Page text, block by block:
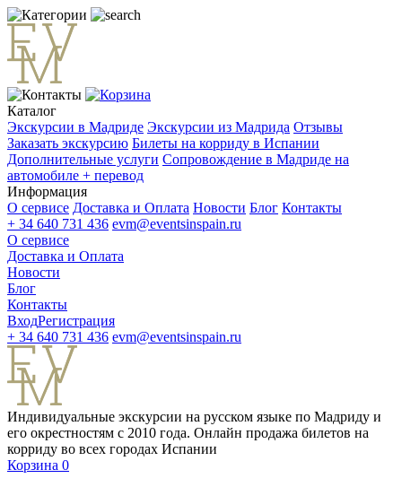
Каталог
Экскурсии в Мадриде Экскурсии из Мадрида Отзывы
Заказать экскурсию Билеты на корриду в Испании
Дополнительные услуги Сопровождение в Мадриде на
автомобиле + перевод
Информация
О сервисе Доставка и Оплата Новости Блог Контакты
+ 34 640 731 436 evm@eventsinspain.ru
О сервисе
Доставка и Оплата
Новости
Блог
Контакты
ВходРегистрация
+ 34 640 731 436 evm@eventsinspain.ru
Индивидуальные экскурсии на русском языке по Мадриду и
его окрестностям с 2010 года. Онлайн продажа билетов на
корриду во всех городах Испании
Корзина 0